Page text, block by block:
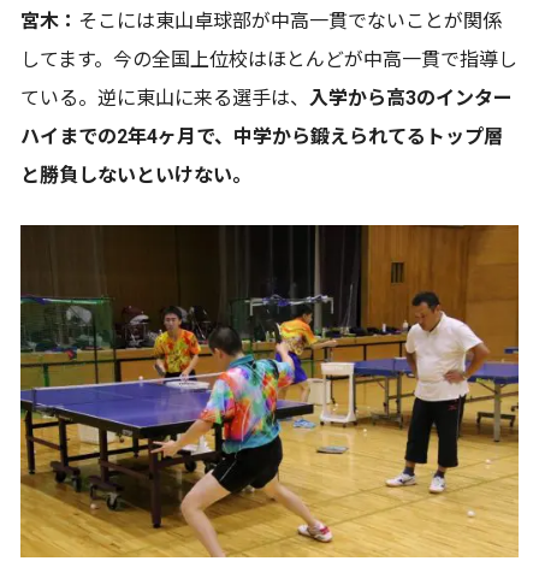
宮木： そこには東山卓球部が中高一貫でないことが関係
してます。今の全国上位校はほとんどが中高一貫で指導し
ている。逆に東山に来る選手は、 入学から高3のインター
ハイまでの2年4ヶ月で、中学から鍛えられてるトップ層
と勝負しないといけない。